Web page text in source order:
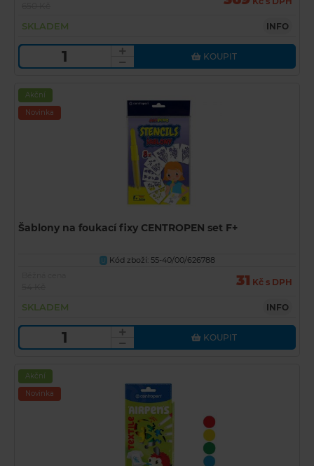
SKLADEM INFO
KOUPIT
Akční
Novinka
Šablony na foukací fixy CENTROPEN set F+
U Kód zboží: 55-40/00/626788
31 Kč s DPH
SKLADEM INFO
KOUPIT
Akční
Novinka